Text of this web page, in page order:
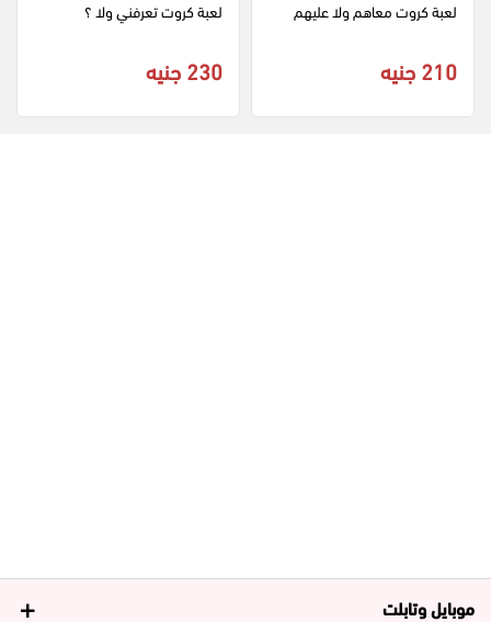
لعبة كروت معاهم ولا عليهم
210 جنيه
لعبة كروت تعرفني ولا ؟
230 جنيه
موبايل وتابلت